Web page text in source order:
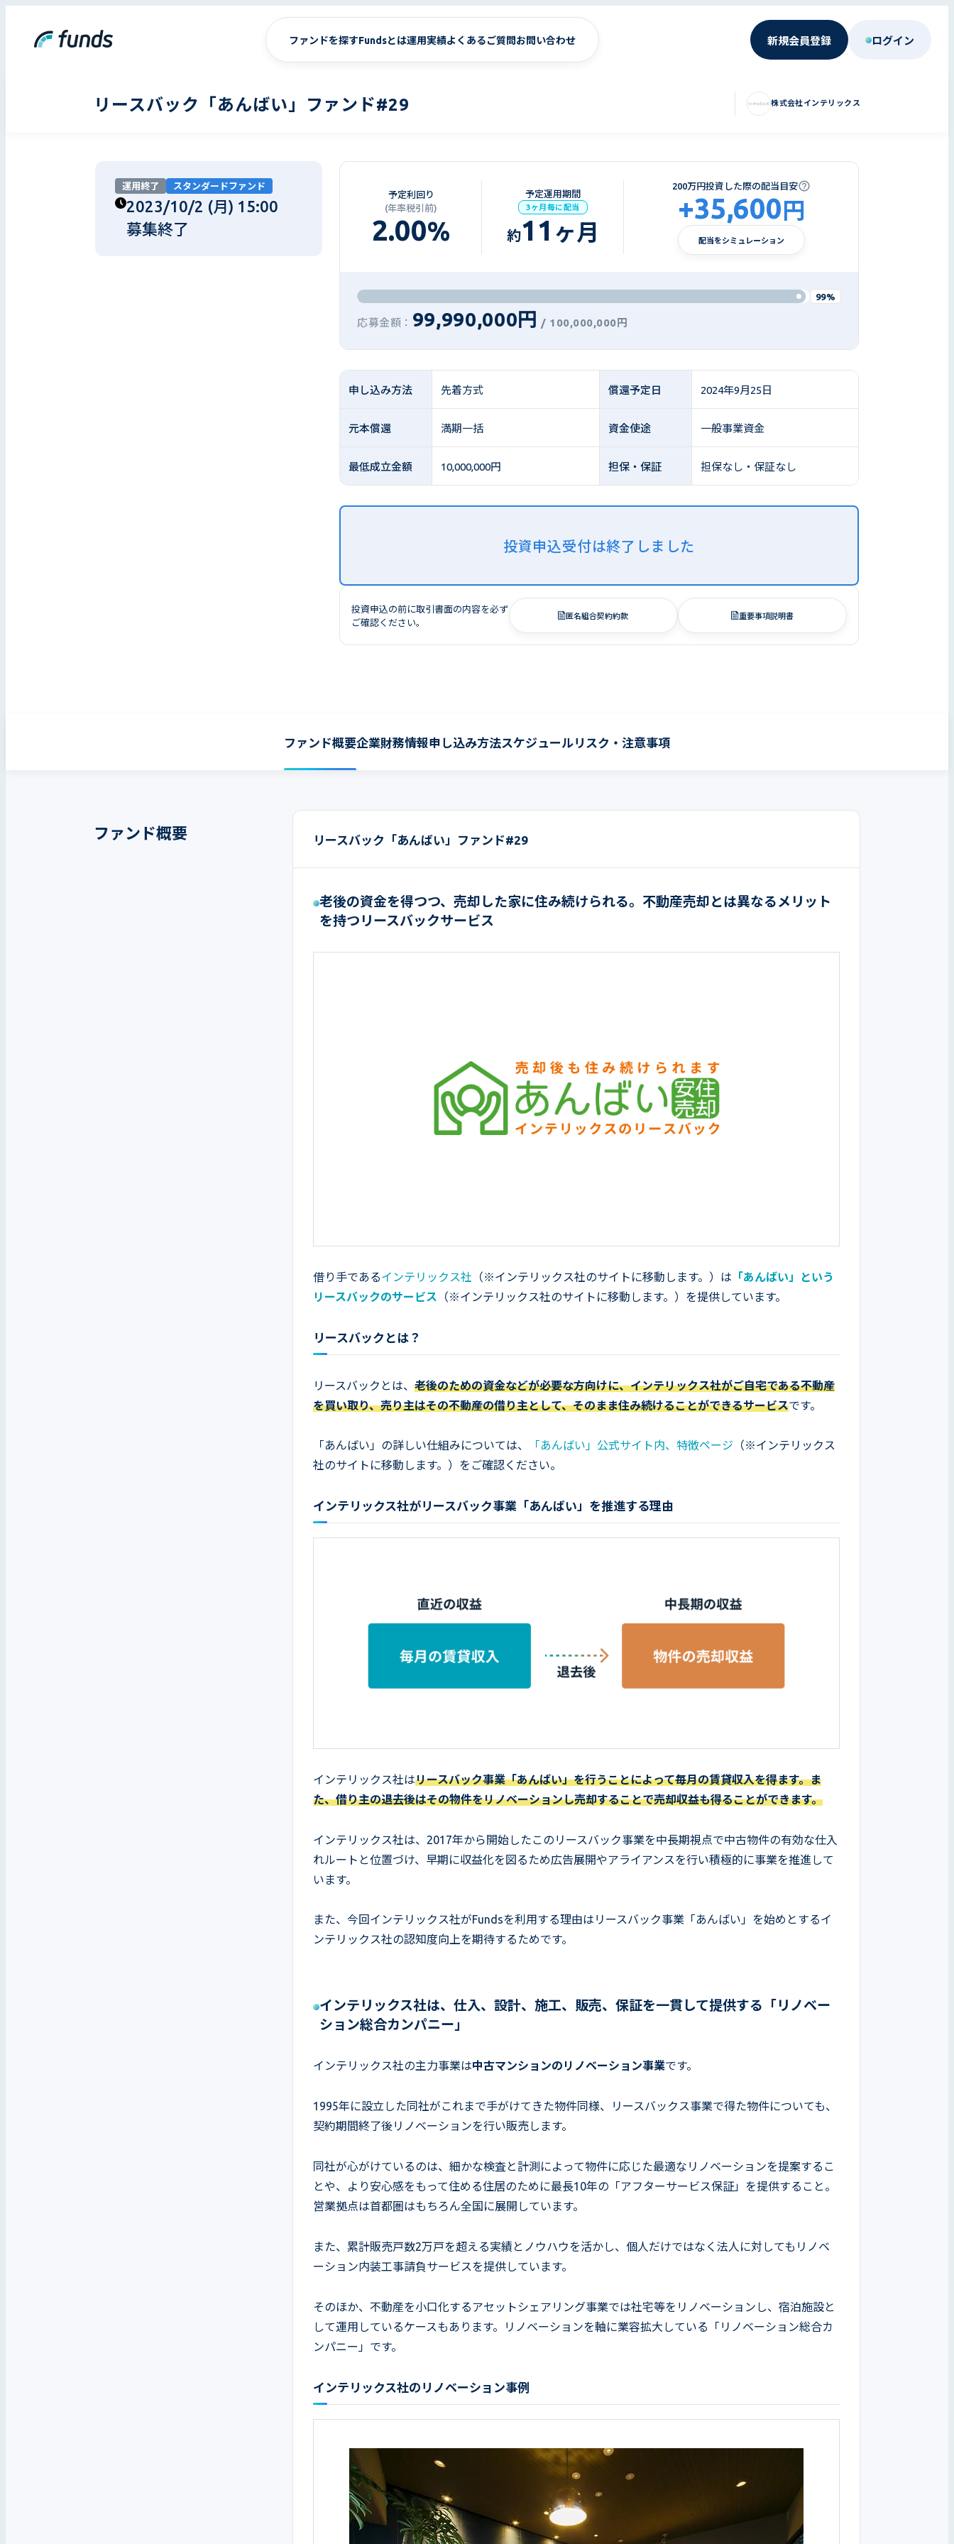
ファンドを探すFundsとは運用実績よくあるご質問お問い合わせ 新規会員登録 ログイン
リースバック「あんばい」ファンド#29 株式会社インテリックス
運用終了 スタンダードファンド
2023/10/2 (月) 15:00
募集終了
予定利回り
(年率税引前)
2.00%
予定運用期間
3ヶ月毎に配当
約11 ヶ月
200万円投資した際の配当目安
+35,600 円
配当をシミュレーション
99%
応募金額： 99,990,000円 / 100,000,000円
申し込み方法 先着方式 償還予定日 2024年9月25日
元本償還 満期一括 資金使途 一般事業資金
最低成立金額 10,000,000円 担保・保証 担保なし・保証なし
投資申込受付は終了しました
投資申込の前に取引書面の内容を必ず
ご確認ください。
匿名組合契約約款 重要事項説明書
ファンド概要企業財務情報申し込み方法スケジュールリスク・注意事項
ファンド概要 リースバック「あんばい」ファンド#29
老後の資金を得つつ、売却した家に住み続けられる。不動産売却とは異なるメリット
を持つリースバックサービス
借り手であるインテリックス社 （※インテリックス社のサイトに移動します。）は 「あんばい」という
リースバックのサービス （※インテリックス社のサイトに移動します。）を提供しています。
リースバックとは？
リースバックとは、 老後のための資金などが必要な方向けに、インテリックス社がご自宅である不動産
を買い取り、売り主はその不動産の借り主として、そのまま住み続けることができるサービスです。
「あんばい」の詳しい仕組みについては、 「あんばい」公式サイト内、特徴ページ （※インテリックス
社のサイトに移動します。）をご確認ください。
インテリックス社がリースバック事業「あんばい」を推進する理由
インテリックス社はリースバック事業「あんばい」を行うことによって毎月の賃貸収入を得ます。ま
た、借り主の退去後はその物件をリノベーションし売却することで売却収益も得ることができます。
インテリックス社は、2017年から開始したこのリースバック事業を中長期視点で中古物件の有効な仕入
れルートと位置づけ、早期に収益化を図るため広告展開やアライアンスを行い積極的に事業を推進して
います。
また、今回インテリックス社がFundsを利用する理由はリースバック事業「あんばい」を始めとするイ
ンテリックス社の認知度向上を期待するためです。
インテリックス社は、仕入、設計、施工、販売、保証を一貫して提供する「リノベー
ション総合カンパニー」
インテリックス社の主力事業は中古マンションのリノベーション事業です。
1995年に設立した同社がこれまで手がけてきた物件同様、リースバックス事業で得た物件についても、
契約期間終了後リノベーションを行い販売します。
同社が心がけているのは、細かな検査と計測によって物件に応じた最適なリノベーションを提案するこ
とや、より安心感をもって住める住居のために最長10年の「アフターサービス保証」を提供すること。
営業拠点は首都圏はもちろん全国に展開しています。
また、累計販売戸数2万戸を超える実績とノウハウを活かし、個人だけではなく法人に対してもリノベ
ーション内装工事請負サービスを提供しています。
そのほか、不動産を小口化するアセットシェアリング事業では社宅等をリノベーションし、宿泊施設と
して運用しているケースもあります。リノベーションを軸に業容拡大している「リノベーション総合カ
ンパニー」です。
インテリックス社のリノベーション事例